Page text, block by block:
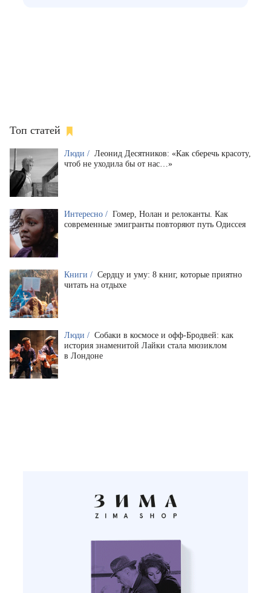
Топ статей
Люди / Леонид Десятников: «Как сберечь красоту,
чтоб не уходила бы от нас…»
Интересно / Гомер, Нолан и релоканты. Как
современные эмигранты повторяют путь Одиссея
Книги / Сердцу и уму: 8 книг, которые приятно
читать на отдыхе
Люди / Собаки в космосе и офф-Бродвей: как
история знаменитой Лайки стала мюзиклом
в Лондоне